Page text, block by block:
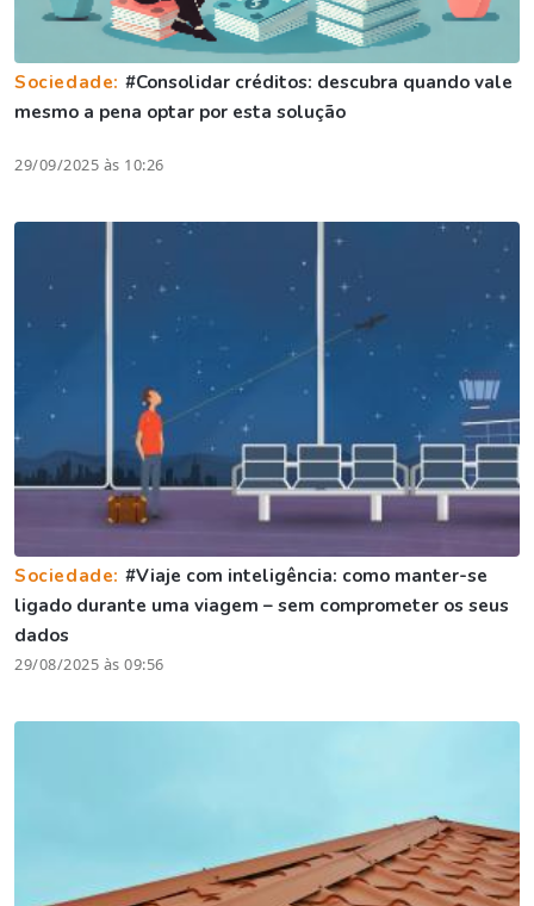
Sociedade: #Consolidar créditos: descubra quando vale
mesmo a pena optar por esta solução
29/09/2025 às 10:26
Sociedade: #Viaje com inteligência: como manter-se
ligado durante uma viagem – sem comprometer os seus
dados
29/08/2025 às 09:56